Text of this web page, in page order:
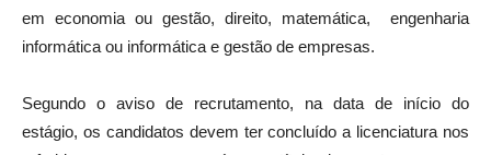
em economia ou gestão, direito, matemática, engenharia
informática ou informática e gestão de empresas.
Segundo o aviso de recrutamento, na data de início do
estágio, os candidatos devem ter concluído a licenciatura nos